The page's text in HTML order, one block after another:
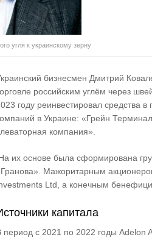
угля к украинскому зерну
бизнесмен Дмитрий
российским углём через
году реинвестировал средства
в Украине: «Грейн
компания».
их основе была сформирована
Мажоритарным
Ltd, а конечным
капитала
период с 2021 по 2022 годы Adelon